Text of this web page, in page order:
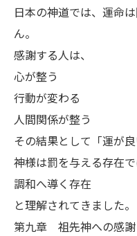
日本の神道では、運命
ん。
感謝する人は、
心が整う
行動が変わる
人間関係が整う
その結果として「運が
神様は罰を与える存在で
調和へ導く存在
と理解されてきました。
第九章 祖先神への感謝